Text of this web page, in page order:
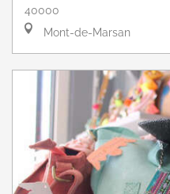
40000
Mont-de-Marsan